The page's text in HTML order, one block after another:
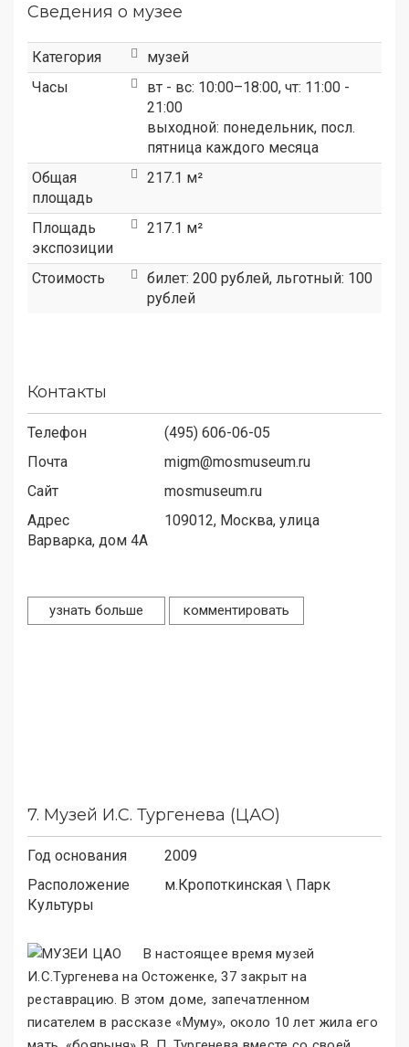
Сведения о музее
Категория
музей
Часы
вт - вс: 10:00–18:00, чт: 11:00 -
21:00
выходной: понедельник, посл.
пятница каждого месяца
Общая
площадь
217.1 м²
Площадь
экспозиции
217.1 м²
Стоимость
билет: 200 рублей, льготный: 100
рублей
Контакты
Телефон
(495) 606-06-05
Почта
migm@mosmuseum.ru
Сайт
mosmuseum.ru
Адрес
109012, Москва, улица
Варварка, дом 4А
узнать больше комментировать
7. Музей И.С. Тургенева (ЦАО)
Год основания
2009
Расположение
м.Кропоткинская \ Парк
Культуры
В настоящее время музей
И.С.Тургенева на Остоженке, 37 закрыт на
реставрацию. В этом доме, запечатленном
писателем в рассказе «Муму», около 10 лет жила его